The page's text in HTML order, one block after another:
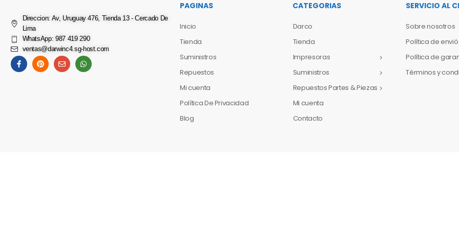
Direccion: Av, Uruguay 476, Tienda 13 - Cercado De
Lima
WhatsApp: 987 419 290
ventas@darwinc4.sg-host.com
PAGINAS
Inicio
Tienda
Suministros
Repuestos
Mi cuenta
Política De Privacidad
Blog
CATEGORIAS
Darco
Tienda
Impresoras
Suministros
Repuestos Partes & Piezas
Mi cuenta
Contacto
SERVICIO AL
Sobre nosotros
Política de envió
Política de
Términos y